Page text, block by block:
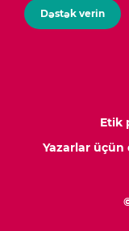
Dəstək verin
Etik
Yazarlar üçün